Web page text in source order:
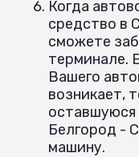
Когда
средство в
сможете
терминале.
Вашего
возникает,
оставшуюся
Белгород -
машину.